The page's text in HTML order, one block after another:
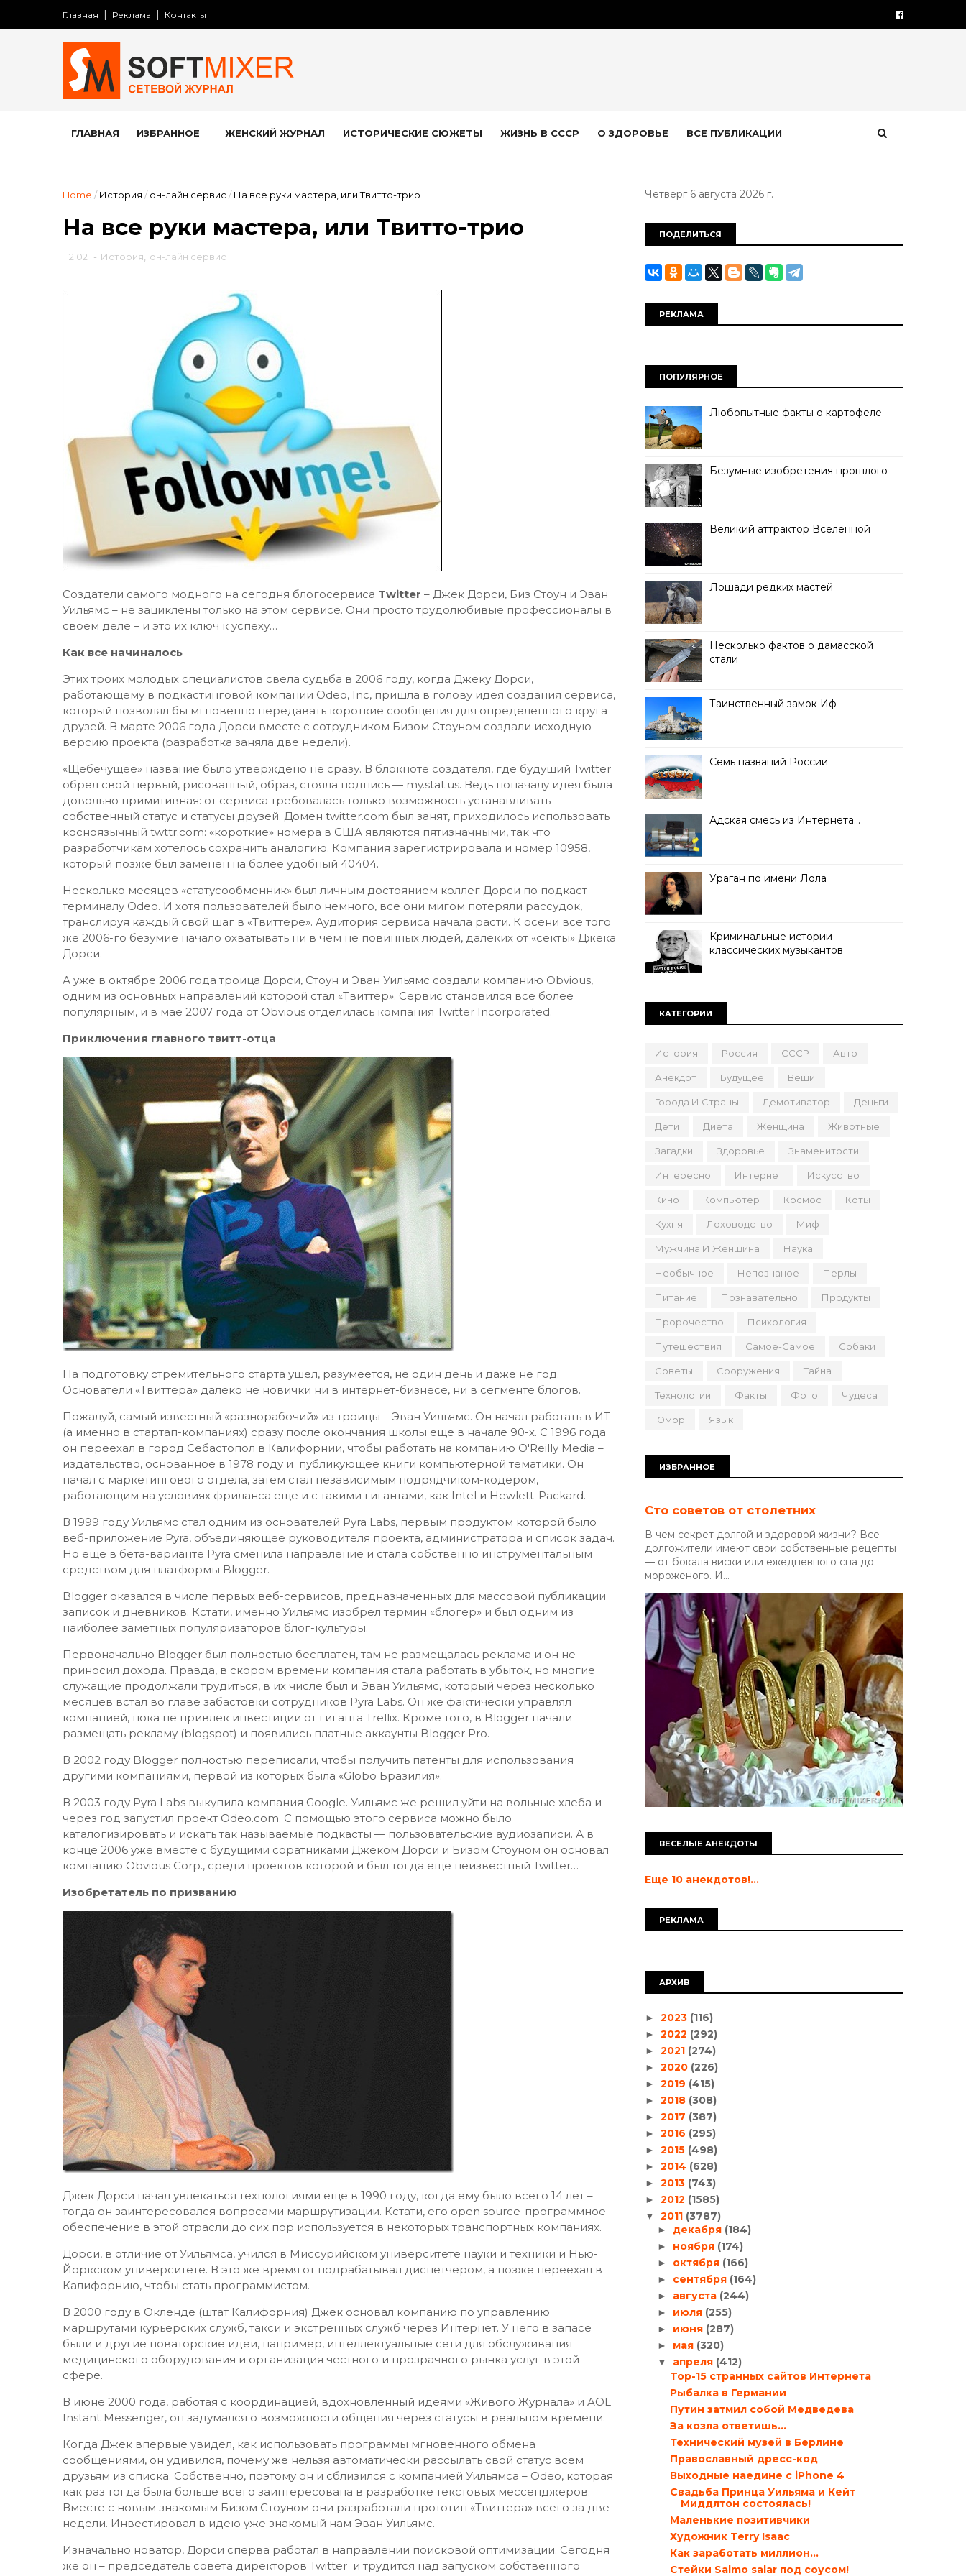
Главная Реклама Контакты
ГЛАВНАЯ ИЗБРАННОЕ ЖЕНСКИЙ ЖУРНАЛ ИСТОРИЧЕСКИЕ СЮЖЕТЫ ЖИЗНЬ В СССР О ЗДОРОВЬЕ ВСЕ ПУБЛИКАЦИИ
Home / История / он-лайн сервис / На все руки мастера, или Твитто-трио
На все руки мастера, или Твитто-трио
12:02 - История он-лайн сервис
Создатели самого модного на сегодня блогосервиса Twitter – Джек Дорси, Биз Стоун и Эван
Уильямс – не зациклены только на этом сервисе. Они просто трудолюбивые профессионалы в
своем деле – и это их ключ к успеху…
Как все начиналось
Этих троих молодых специалистов свела судьба в 2006 году, когда Джеку Дорси,
работающему в подкастинговой компании Odeo, Inc, пришла в голову идея создания сервиса,
который позволял бы мгновенно передавать короткие сообщения для определенного круга
друзей. В марте 2006 года Дорси вместе с сотрудником Бизом Стоуном создали исходную
версию проекта (разработка заняла две недели).
«Щебечущее» название было утверждено не сразу. В блокноте создателя, где будущий Twitter
обрел свой первый, рисованный, образ, стояла подпись — my.stat.us. Ведь поначалу идея была
довольно примитивная: от сервиса требовалась только возможность устанавливать
собственный статус и статусы друзей. Домен twitter.com был занят, приходилось использовать
косноязычный twttr.com: «короткие» номера в США являются пятизначными, так что
разработчикам хотелось сохранить аналогию. Компания зарегистрировала и номер 10958,
который позже был заменен на более удобный 40404.
Несколько месяцев «статусообменник» был личным достоянием коллег Дорси по подкаст-
терминалу Odeo. И хотя пользователей было немного, все они мигом потеряли рассудок,
транслируя каждый свой шаг в «Твиттере». Аудитория сервиса начала расти. К осени все того
же 2006-го безумие начало охватывать ни в чем не повинных людей, далеких от «секты» Джека
Дорси.
А уже в октябре 2006 года троица Дорси, Стоун и Эван Уильямс создали компанию Obvious,
одним из основных направлений которой стал «Твиттер». Сервис становился все более
популярным, и в мае 2007 года от Obvious отделилась компания Twitter Incorporated.
Приключения главного твитт-отца
На подготовку стремительного старта ушел, разумеется, не один день и даже не год.
Основатели «Твиттера» далеко не новички ни в интернет-бизнесе, ни в сегменте блогов.
Пожалуй, самый известный «разнорабочий» из троицы – Эван Уильямс. Он начал работать в ИТ
(а именно в стартап-компаниях) сразу после окончания школы еще в начале 90-х. С 1996 года
он переехал в город Себастопол в Калифорнии, чтобы работать на компанию O'Reilly Media –
издательство, основанное в 1978 году и публикующее книги компьютерной тематики. Он
начал с маркетингового отдела, затем стал независимым подрядчиком-кодером,
работающим на условиях фриланса еще и с такими гигантами, как Intel и Hewlett-Packard.
В 1999 году Уильямс стал одним из основателей Pyra Labs, первым продуктом которой было
веб-приложение Pyra, объединяющее руководителя проекта, администратора и список задач.
Но еще в бета-варианте Pyra сменила направление и стала собственно инструментальным
средством для платформы Blogger.
Blogger оказался в числе первых веб-сервисов, предназначенных для массовой публикации
записок и дневников. Кстати, именно Уильямс изобрел термин «блогер» и был одним из
наиболее заметных популяризаторов блог-культуры.
Первоначально Blogger был полностью бесплатен, там не размещалась реклама и он не
приносил дохода. Правда, в скором времени компания стала работать в убыток, но многие
служащие продолжали трудиться, в их числе был и Эван Уильямс, который через несколько
месяцев встал во главе забастовки сотрудников Pyra Labs. Он же фактически управлял
компанией, пока не привлек инвестиции от гиганта Trellix. Кроме того, в Blogger начали
размещать рекламу (blogspot) и появились платные аккаунты Blogger Pro.
В 2002 году Blogger полностью переписали, чтобы получить патенты для использования
другими компаниями, первой из которых была «Globo Бразилия».
В 2003 году Pyra Labs выкупила компания Google. Уильямс же решил уйти на вольные хлеба и
через год запустил проект Odeo.com. С помощью этого сервиса можно было
каталогизировать и искать так называемые подкасты — пользовательские аудиозаписи. А в
конце 2006 уже вместе с будущими соратниками Джеком Дорси и Бизом Стоуном он основал
компанию Obvious Corp., среди проектов которой и был тогда еще неизвестный Twitter…
Изобретатель по призванию
Джек Дорси начал увлекаться технологиями еще в 1990 году, когда ему было всего 14 лет –
тогда он заинтересовался вопросами маршрутизации. Кстати, его open source-программное
обеспечение в этой отрасли до сих пор используется в некоторых транспортных компаниях.
Дорси, в отличие от Уильямса, учился в Миссурийском университете науки и техники и Нью-
Йоркском университете. В это же время от подрабатывал диспетчером, а позже переехал в
Калифорнию, чтобы стать программистом.
В 2000 году в Окленде (штат Калифорния) Джек основал компанию по управлению
маршрутами курьерских служб, такси и экстренных служб через Интернет. У него в запасе
были и другие новаторские идеи, например, интеллектуальные сети для обслуживания
медицинского оборудования и организация честного и прозрачного рынка услуг в этой
сфере.
В июне 2000 года, работая с координацией, вдохновленный идеями «Живого Журнала» и AOL
Instant Messenger, он задумался о возможности общения через статусы в реальном времени.
Когда Джек впервые увидел, как использовать программы мгновенного обмена
сообщениями, он удивился, почему же нельзя автоматически рассылать свой статус всем
друзьям из списка. Собственно, поэтому он и сблизился с компанией Уильямса – Odeo, которая
как раз тогда была больше всего заинтересована в разработке текстовых мессенджеров.
Вместе с новым знакомым Бизом Стоуном они разработали прототип «Твиттера» всего за две
недели. Инвестировал в идею уже знакомый нам Эван Уильямс.
Изначально новатор, Дорси сперва работал в направлении поисковой оптимизации. Сегодня
же он – председатель совета директоров Twitter и трудится над запуском собственного
Четверг 6 августа 2026 г.
ПОДЕЛИТЬСЯ
РЕКЛАМА
ПОПУЛЯРНОЕ
Любопытные факты о картофеле
Безумные изобретения прошлого
Великий аттрактор Вселенной
Лошади редких мастей
Несколько фактов о дамасской
стали
Таинственный замок Иф
Семь названий России
Адская смесь из Интернета…
Ураган по имени Лола
Криминальные истории
классических музыкантов
КАТЕГОРИИ
История Россия СССР Авто
Анекдот Будущее Вещи
Города И Страны Демотиватор Деньги
Дети Диета Женщина Животные
Загадки Здоровье Знаменитости
Интересно Интернет Искусство
Кино Компьютер Космос Коты
Кухня Лоховодство Миф
Мужчина И Женщина Наука
Необычное Непознаное Перлы
Питание Познавательно Продукты
Пророчество Психология
Путешествия Самое-Самое Собаки
Советы Сооружения Тайна
Технологии Факты Фото Чудеса
Юмор Язык
ИЗБРАННОЕ
Сто советов от столетних
В чем секрет долгой и здоровой жизни? Все
долгожители имеют свои собственные рецепты
— от бокала виски или ежедневного сна до
мороженого. И...
ВЕСЕЛЫЕ АНЕКДОТЫ
Еще 10 анекдотов!...
РЕКЛАМА
АРХИВ
► 2023 (116)
► 2022 (292)
► 2021 (274)
► 2020 (226)
► 2019 (415)
► 2018 (308)
► 2017 (387)
► 2016 (295)
► 2015 (498)
► 2014 (628)
► 2013 (743)
► 2012 (1585)
▼ 2011 (3787)
► декабря (184)
► ноября (174)
► октября (166)
► сентября (164)
► августа (244)
► июля (255)
► июня (287)
► мая (320)
▼ апреля (412)
Top-15 странных сайтов Интернета
Рыбалка в Германии
Путин затмил собой Медведева
За козла ответишь…
Технический музей в Берлине
Православный дресс-код
Выходные наедине с iPhone 4
Свадьба Принца Уильяма и Кейт
Миддлтон состоялась!
Маленькие позитивчики
Художник Terry Isaac
Как заработать миллион…
Стейки Salmo salar под соусом!